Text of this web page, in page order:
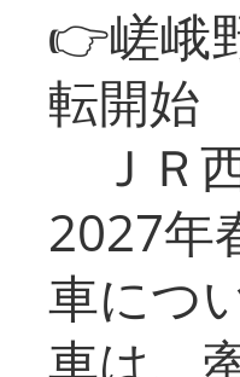
👉嵯峨
転開始
ＪＲ
2027年
車につ
車は、